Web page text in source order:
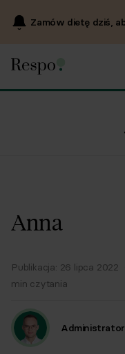
Zamów dietę dziś,
Anna
Publikacja: 26 lipca 2022
min czytania
Administrator